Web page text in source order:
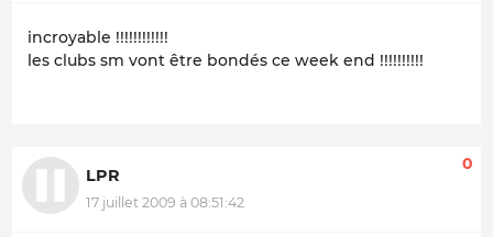
incroyable !!!!!!!!!!!!
les clubs sm vont être bondés ce week end !!!!!!!!!!
LPR
17 juillet 2009 à 08:51:42
0